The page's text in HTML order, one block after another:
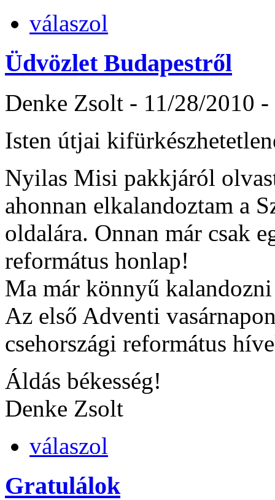
válaszol
Üdvözlet Budapestről
Denke Zsolt - 11/28/2010
Isten útjai
Nyilas Misi pakkjáról
ahonnan elkalandoztam a
oldalára. Onnan már csak
református honlap!
Ma már könnyű
Az első Adventi
csehországi református
Áldás békesség!
Denke Zsolt
válaszol
Gratulálok